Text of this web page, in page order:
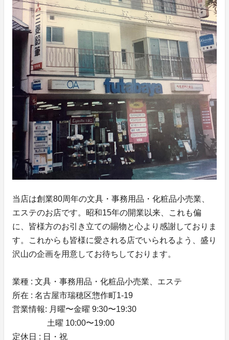
当店は創業80周年の文具・事務用品・化粧品小売業、
エステのお店です。昭和15年の開業以来、これも偏
に、皆様方のお引き立ての賜物と心より感謝しておりま
す。これからも皆様に愛される店でいられるよう、盛り
沢山の企画を用意してお待ちしております。
業種 : 文具・事務用品・化粧品小売業、エステ
所在 : 名古屋市瑞穂区惣作町1-19
営業情報: 月曜〜金曜 9:30〜19:30
土曜 10:00〜19:00
定休日 : 日・祝